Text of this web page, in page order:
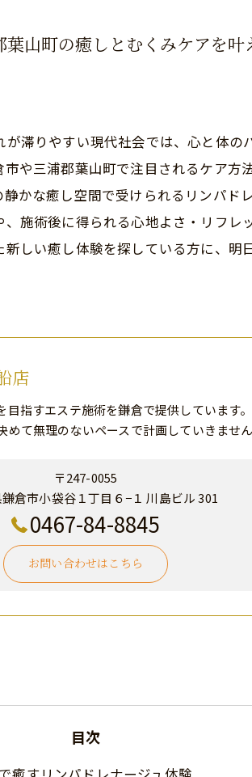
山町の癒しとむくみケアを叶
滞りやすい現代社会では、心と体
や三浦郡葉山町で注目されるケア方
かな癒し空間で受けられるリンパド
施術後に得られる心地よさ・リフレ
しい癒し体験を探している方に、明
店
目指すエステ施術を鎌倉で提供しています
て無理のないペースで計画していきません
〒247-0055
倉市小袋谷１丁目６−１ 川島ビル 301
0467-84-8845
お問い合わせはこちら
目次